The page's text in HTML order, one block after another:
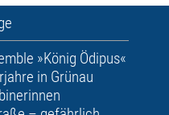
»König Ödipus«
in Grünau